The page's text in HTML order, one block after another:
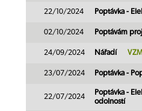
22/10/2024 Poptávka -
02/10/2024 Poptávám
24/09/2024 Nářadí
23/07/2024 Poptávka -
22/07/2024
Poptávka -
odolností